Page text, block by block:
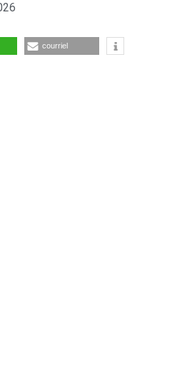
courriel